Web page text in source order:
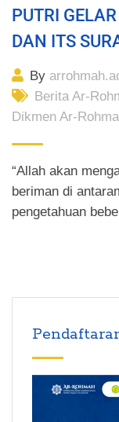
PUTRI
DAN ITS
By
Berita Ar-
Dikmen Ar-
“Allah akan
beriman di
pengetahuan